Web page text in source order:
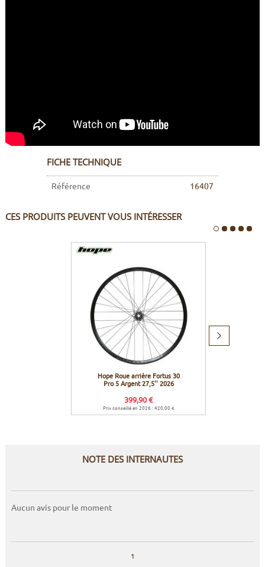
FICHE TECHNIQUE
Référence 16407
CES PRODUITS PEUVENT VOUS INTÉRESSER
Hope Roue arrière Fortus 30
Pro 5 Argent 27,5'' 2026
399,90 €
Prix conseillé en 2026 : 420,00 €
Produit
NOTE DES INTERNAUTES
Aucun avis pour le moment
1